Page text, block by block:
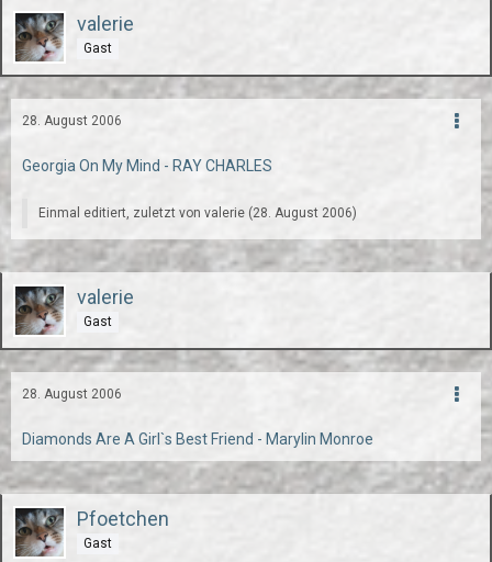
valerie
Gast
28. August 2006
Georgia On My Mind - RAY CHARLES
Einmal editiert, zuletzt von valerie (28. August 2006)
valerie
Gast
28. August 2006
Diamonds Are A Girl`s Best Friend - Marylin Monroe
Pfoetchen
Gast